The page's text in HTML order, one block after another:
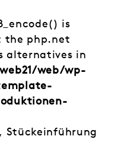
is
the php.net
alternatives in
web/wp-
Stückeinführung